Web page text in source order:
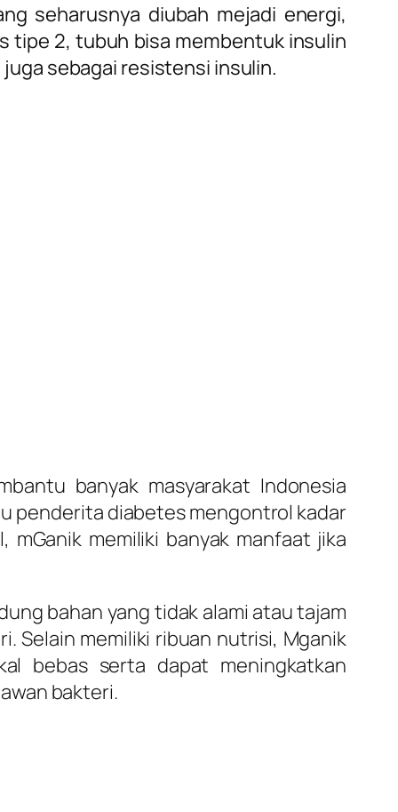
seharusnya diubah mejadi energi,
tipe 2, tubuh bisa membentuk insulin
sebagai resistensi insulin.
banyak masyarakat Indonesia
penderita diabetes mengontrol kadar
mGanik memiliki banyak manfaat jika
bahan yang tidak alami atau tajam
Selain memiliki ribuan nutrisi, Mganik
bebas serta dapat meningkatkan
bakteri.